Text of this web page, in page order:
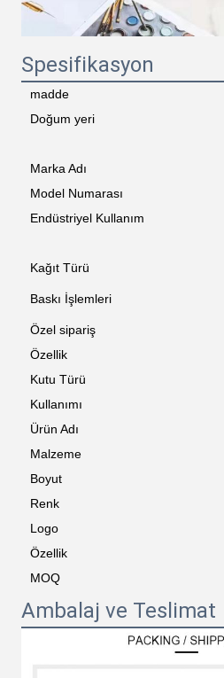
Sizi yakında
Spesifikasyon
madde
Doğum yeri
Marka Adı
Model Numarası
Endüstriyel Kullanım
Kağıt Türü
Baskı İşlemleri
Özel sipariş
Özellik
Kutu Türü
Kullanımı
Ürün Adı
Malzeme
Boyut
Renk
Logo
Özellik
MOQ
Ambalaj ve Teslimat